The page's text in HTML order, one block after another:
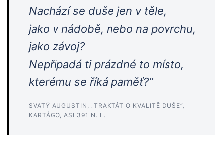
Nachází se duše jen v těle,
jako v nádobě, nebo na povrchu,
jako závoj?
Nepřipadá ti prázdné to místo,
kterému se říká paměť?“
SVATÝ AUGUSTIN, „TRAKTÁT O KVALITĚ DUŠE“,
KARTÁGO, ASI 391 N. L.